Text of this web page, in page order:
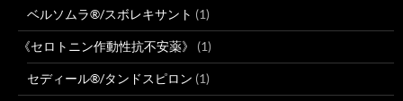
ベルソムラ®/スボレキサント (1)
《セロトニン作動性抗不安薬》 (1)
セディール®/タンドスピロン (1)